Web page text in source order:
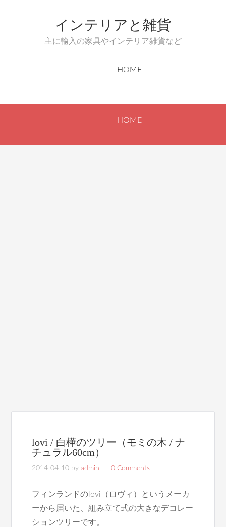
インテリアと雑貨
主に輸入の家具やインテリア雑貨など
HOME
HOME
lovi / 白樺のツリー（モミの木 / ナ
チュラル60cm）
2014-04-10 byadmin 0 Comments
フィンランドのlovi（ロヴィ）というメーカ
ーから届いた、組み立て式の大きなデコレー
ションツリーです。